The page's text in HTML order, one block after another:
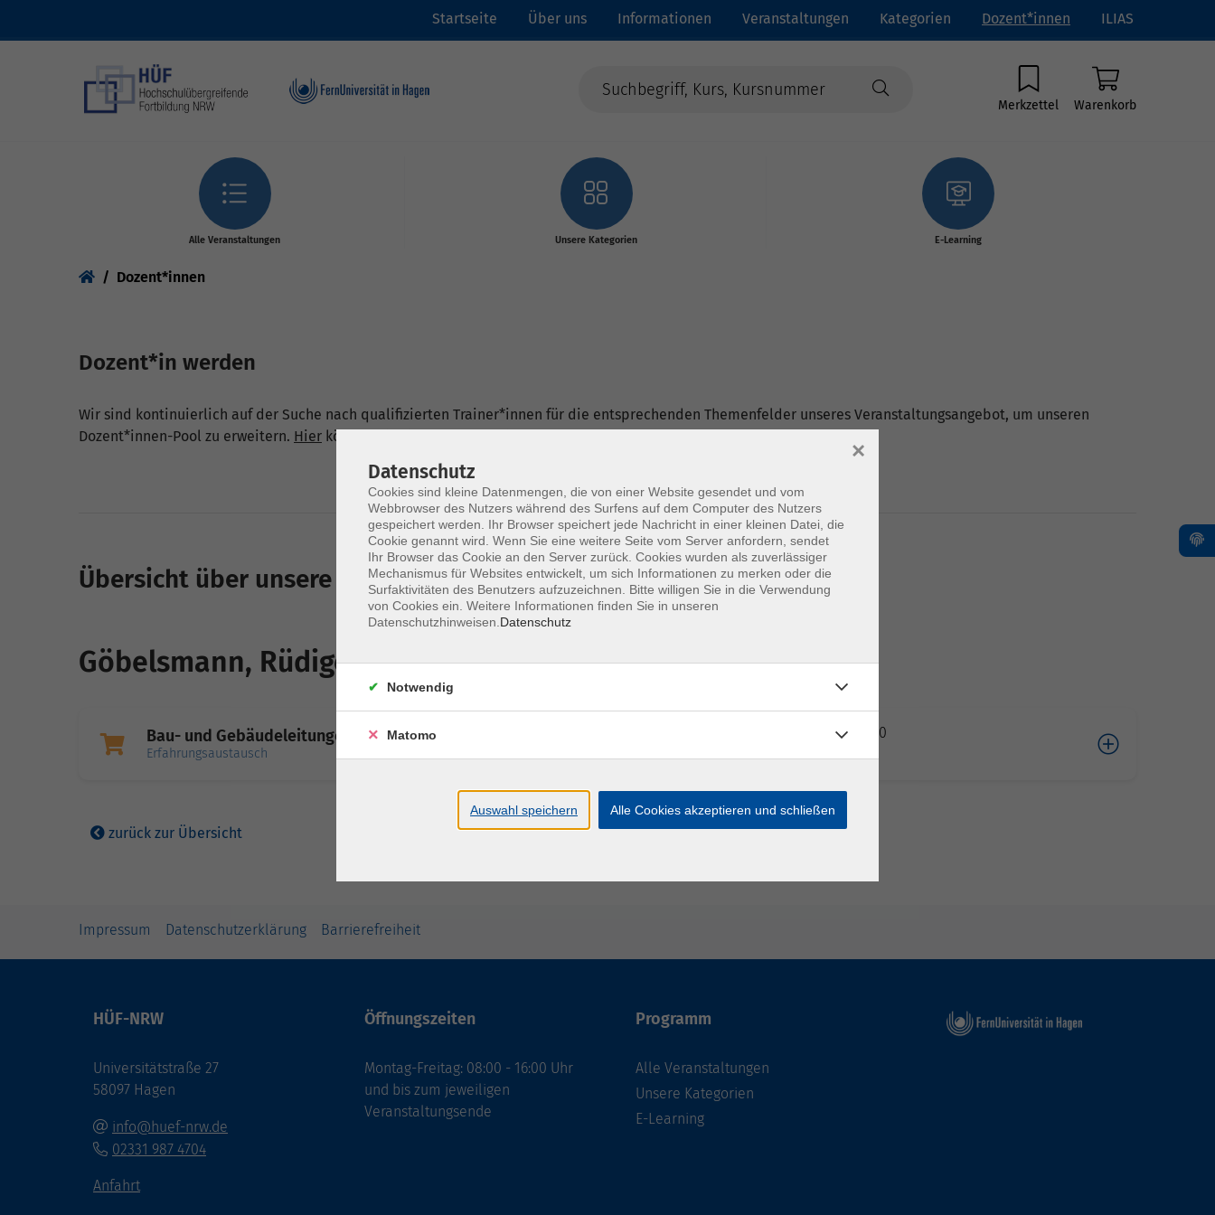
Startseite Über uns Informationen Veranstaltungen Kategorien Dozent*innen ILIAS
Merkzettel Warenkorb
Alle Veranstaltungen Unsere Kategorien E-Learning
Dozent*innen
Dozent*in werden
Wir sind kontinuierlich auf der Suche nach qualifizierten Trainer*innen für die entsprechenden Themenfelder unseres Veranstaltungsangebot, um unseren
Dozent*innen-Pool zu erweitern. Hier können Sie sich als Dozent*in bewerben.
Übersicht über unsere Dozent*innen
Göbelsmann, Rüdiger
Bau- und Gebäudeleitungen
Erfahrungsaustausch
Di. 21.04.2026 10:00
Herdecke
zurück zur Übersicht
Impressum Datenschutzerklärung Barrierefreiheit
HÜF-NRW
Universitätstraße 27
58097 Hagen
info@huef-nrw.de
02331 987 4704
Anfahrt
Öffnungszeiten
Montag-Freitag: 08:00 - 16:00 Uhr
und bis zum jeweiligen
Veranstaltungsende
Programm
Alle Veranstaltungen
Unsere Kategorien
E-Learning
Datenschutz
Cookies sind kleine Datenmengen, die von einer Website gesendet und vom
Webbrowser des Nutzers während des Surfens auf dem Computer des Nutzers
gespeichert werden. Ihr Browser speichert jede Nachricht in einer kleinen Datei, die
Cookie genannt wird. Wenn Sie eine weitere Seite vom Server anfordern, sendet
Ihr Browser das Cookie an den Server zurück. Cookies wurden als zuverlässiger
Mechanismus für Websites entwickelt, um sich Informationen zu merken oder die
Surfaktivitäten des Benutzers aufzuzeichnen. Bitte willigen Sie in die Verwendung
von Cookies ein. Weitere Informationen finden Sie in unseren
Datenschutzhinweisen. Datenschutz
×
Notwendig
Matomo
Auswahl speichern Alle Cookies akzeptieren und schließen